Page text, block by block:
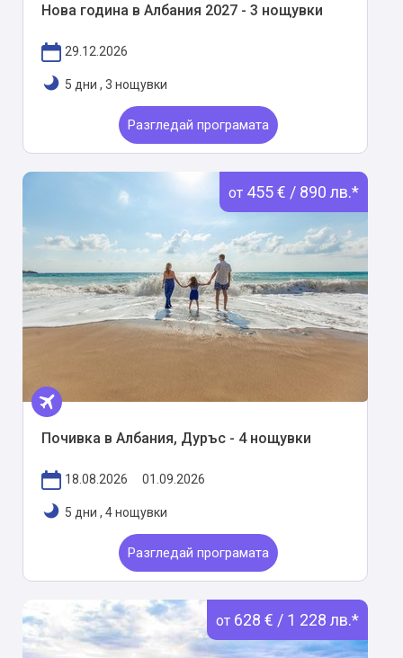
Нова година в Албания 2027 - 3 нощувки
29.12.2026
5 дни , 3 нощувки
Разгледай програмата
от 455 € / 890 лв.*
Почивка в Албания, Дуръс - 4 нощувки
18.08.2026 01.09.2026
5 дни , 4 нощувки
Разгледай програмата
от 628 € / 1 228 лв.*